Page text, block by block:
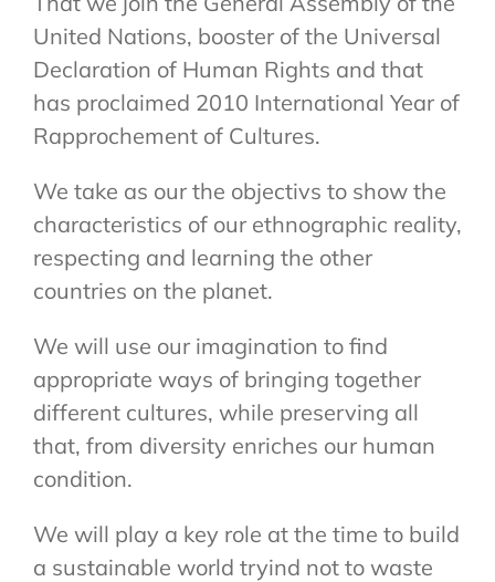
United Nations, booster of the Universal
Declaration of Human Rights and that
has proclaimed 2010 International Year of
Rapprochement of Cultures.
We take as our the objectivs to show the
characteristics of our ethnographic reality,
respecting and learning the other
countries on the planet.
We will use our imagination to find
appropriate ways of bringing together
different cultures, while preserving all
that, from diversity enriches our human
condition.
We will play a key role at the time to build
a sustainable world tryind not to waste